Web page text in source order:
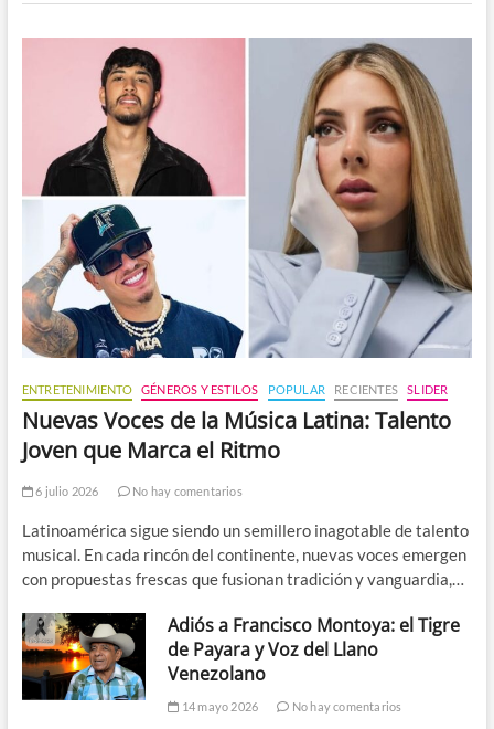
ENTRETENIMIENTO GÉNEROS Y ESTILOS POPULAR RECIENTES SLIDER
Nuevas Voces de la Música Latina: Talento
Joven que Marca el Ritmo
6 julio 2026 No hay comentarios
Latinoamérica sigue siendo un semillero inagotable de talento
musical. En cada rincón del continente, nuevas voces emergen
con propuestas frescas que fusionan tradición y vanguardia,…
Adiós a Francisco Montoya: el Tigre
de Payara y Voz del Llano
Venezolano
14 mayo 2026 No hay comentarios